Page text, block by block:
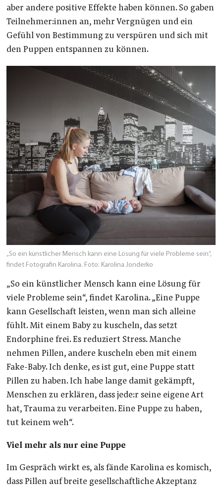
aber andere positive Effekte haben können. So gaben
Teilnehmer:innen an, mehr Vergnügen und ein
Gefühl von Bestimmung zu verspüren und sich mit
den Puppen entspannen zu können.
„So ein künstlicher Mensch kann eine Lösung für viele Probleme sein“,
findet Fotografin Karolina. Foto: Karolina Jonderko
„So ein künstlicher Mensch kann eine Lösung für
viele Probleme sein“, findet Karolina. „Eine Puppe
kann Gesellschaft leisten, wenn man sich alleine
fühlt. Mit einem Baby zu kuscheln, das setzt
Endorphine frei. Es reduziert Stress. Manche
nehmen Pillen, andere kuscheln eben mit einem
Fake-Baby. Ich denke, es ist gut, eine Puppe statt
Pillen zu haben. Ich habe lange damit gekämpft,
Menschen zu erklären, dass jede:r seine eigene Art
hat, Trauma zu verarbeiten. Eine Puppe zu haben,
tut keinem weh“.
Viel mehr als nur eine Puppe
Im Gespräch wirkt es, als fände Karolina es komisch,
dass Pillen auf breite gesellschaftliche Akzeptanz